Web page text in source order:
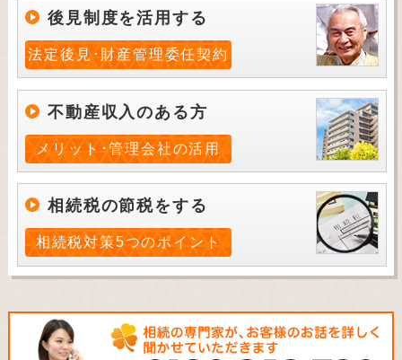
後見制度を活用する
法定後見･財産管理委任契約
不動産収入のある方
メリット･管理会社の活用
相続税の節税をする
相続税対策5つのポイント